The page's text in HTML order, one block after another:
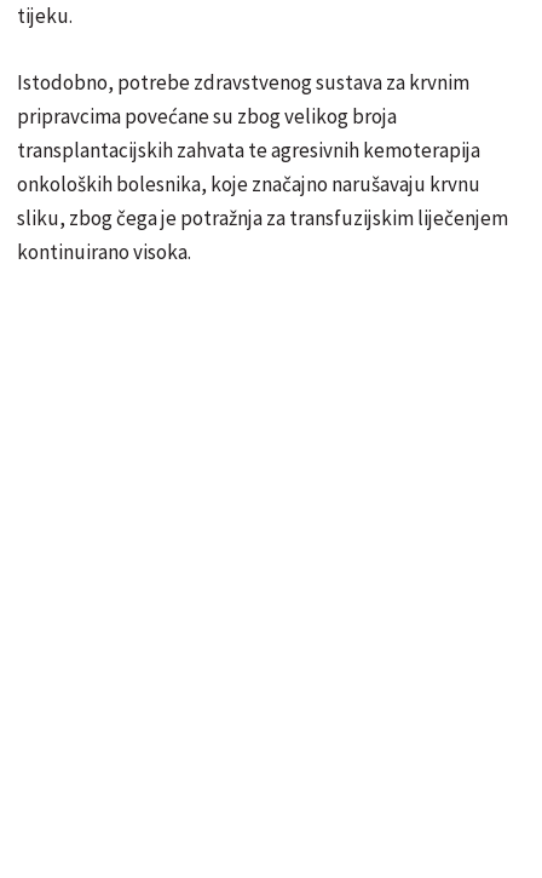
tijeku.
Istodobno, potrebe zdravstvenog sustava za krvnim
pripravcima povećane su zbog velikog broja
transplantacijskih zahvata te agresivnih kemoterapija
onkoloških bolesnika, koje značajno narušavaju krvnu
sliku, zbog čega je potražnja za transfuzijskim liječenjem
kontinuirano visoka.